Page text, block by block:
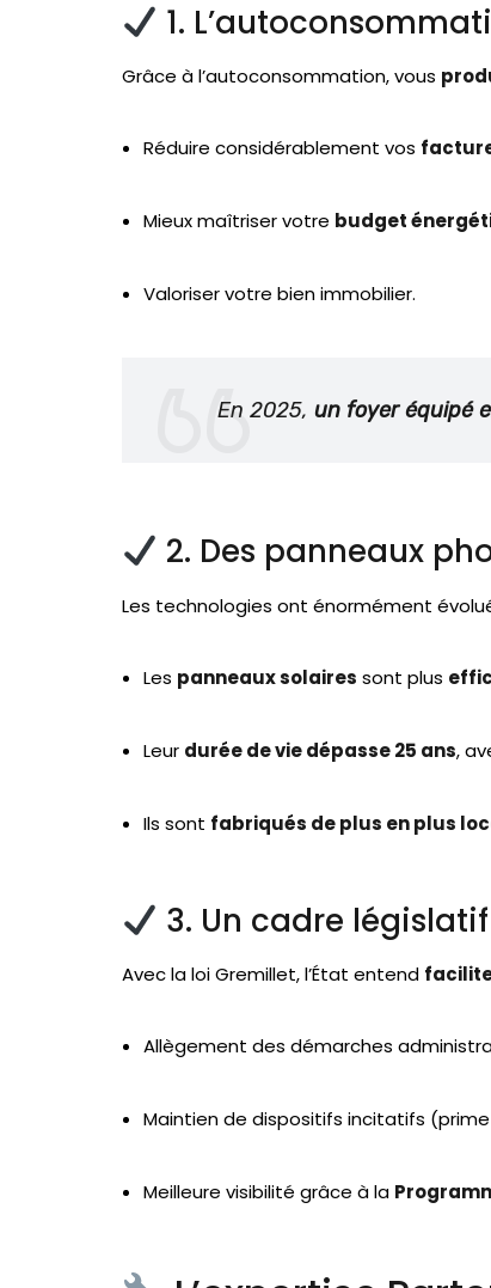
1.
Grâce à l’autoconsommation, vous
Réduire considérablement vos
Mieux maîtriser votre budget
Valoriser votre bien immobilier.
En 2025, un foyer équipé
2. Des panneaux
Les technologies ont énormément
Les panneaux solaires sont plus
Leur durée de vie dépasse 25 ans,
Ils sont fabriqués de plus en plus
3. Un cadre
Avec la loi Gremillet, l’État entend
Allègement des démarches
Maintien de dispositifs incitatifs
Meilleure visibilité grâce à la